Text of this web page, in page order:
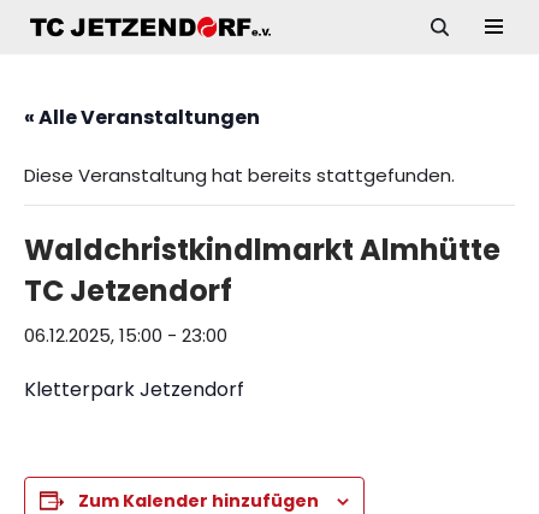
springen
« Alle Veranstaltungen
Diese Veranstaltung hat bereits stattgefunden.
Waldchristkindlmarkt Almhütte
TC Jetzendorf
06.12.2025, 15:00 - 23:00
Kletterpark Jetzendorf
Zum Kalender hinzufügen